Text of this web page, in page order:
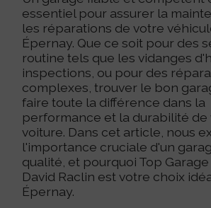
essentiel pour assurer la
les réparations de votre
Épernay. Que ce soit pour des
routine tels que les vidanges
inspections, ou pour des
complexes, trouver le bon
faire toute la différence dans la
performance et la durabilité de
voiture. Dans cet article, nous
l'importance cruciale d'un
qualité, et pourquoi Top
David Raclin est votre choix
Épernay.